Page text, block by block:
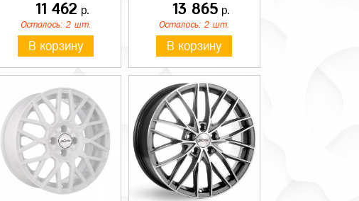
11 462 р.
Осталось: 2 шт.
В корзину
13 865 р.
Осталось: 2 шт.
В корзину